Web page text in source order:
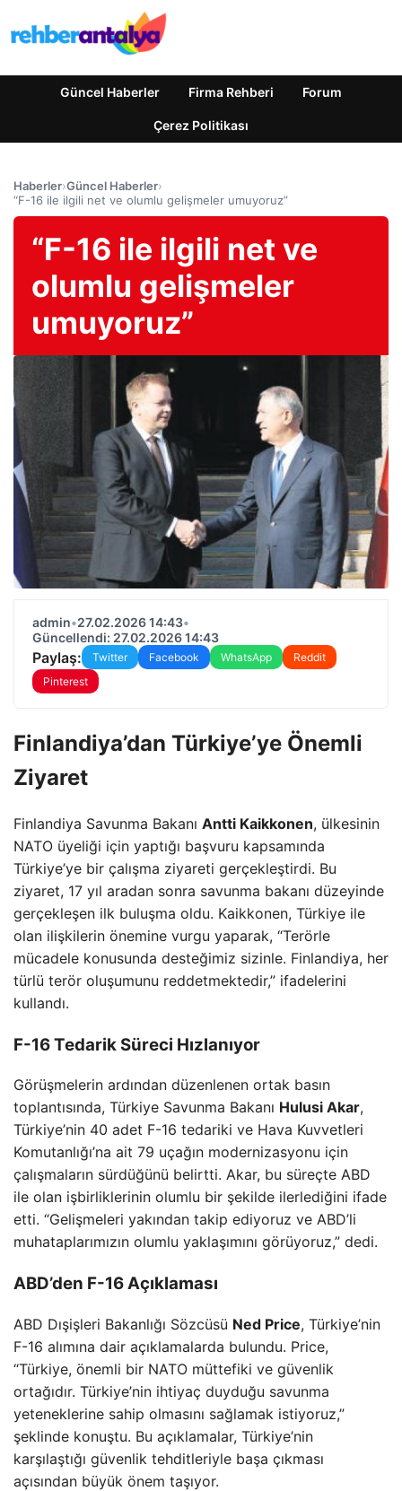
Güncel Haberler Firma Rehberi Forum
Çerez Politikası
Haberler›Güncel Haberler›
“F-16 ile ilgili net ve olumlu gelişmeler umuyoruz”
“F-16 ile ilgili net ve
olumlu gelişmeler
umuyoruz”
admin•27.02.2026 14:43•
Güncellendi: 27.02.2026 14:43
Paylaş: Twitter Facebook WhatsApp
Reddit
Pinterest
Finlandiya’dan Türkiye’ye Önemli
Ziyaret
Finlandiya Savunma Bakanı Antti Kaikkonen, ülkesinin
NATO üyeliği için yaptığı başvuru kapsamında
Türkiye’ye bir çalışma ziyareti gerçekleştirdi. Bu
ziyaret, 17 yıl aradan sonra savunma bakanı düzeyinde
gerçekleşen ilk buluşma oldu. Kaikkonen, Türkiye ile
olan ilişkilerin önemine vurgu yaparak, “Terörle
mücadele konusunda desteğimiz sizinle. Finlandiya, her
türlü terör oluşumunu reddetmektedir,” ifadelerini
kullandı.
F-16 Tedarik Süreci Hızlanıyor
Görüşmelerin ardından düzenlenen ortak basın
toplantısında, Türkiye Savunma Bakanı Hulusi Akar,
Türkiye’nin 40 adet F-16 tedariki ve Hava Kuvvetleri
Komutanlığı’na ait 79 uçağın modernizasyonu için
çalışmaların sürdüğünü belirtti. Akar, bu süreçte ABD
ile olan işbirliklerinin olumlu bir şekilde ilerlediğini ifade
etti. “Gelişmeleri yakından takip ediyoruz ve ABD’li
muhataplarımızın olumlu yaklaşımını görüyoruz,” dedi.
ABD’den F-16 Açıklaması
ABD Dışişleri Bakanlığı Sözcüsü Ned Price, Türkiye’nin
F-16 alımına dair açıklamalarda bulundu. Price,
“Türkiye, önemli bir NATO müttefiki ve güvenlik
ortağıdır. Türkiye’nin ihtiyaç duyduğu savunma
yeteneklerine sahip olmasını sağlamak istiyoruz,”
şeklinde konuştu. Bu açıklamalar, Türkiye’nin
karşılaştığı güvenlik tehditleriyle başa çıkması
açısından büyük önem taşıyor.